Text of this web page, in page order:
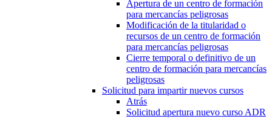
Apertura de un centro de formación
para mercancías peligrosas
Modificación de la titularidad o
recursos de un centro de formación
para mercancías peligrosas
Cierre temporal o definitivo de un
centro de formación para mercancías
peligrosas
Solicitud para impartir nuevos cursos
Atrás
Solicitud apertura nuevo curso ADR